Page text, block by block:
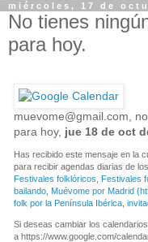
miércoles, 17 de
No tienes
para hoy.
muevome@gmail.com ,
para hoy, jue 18 de oct
Has recibido este mensaje en la
para recibir agendas diarias de
Festivales folklóricos
Festivales
bailando Muévome por Madrid
folk por la Península Ibérica
Si deseas cambiar los
a https://www.google.com/